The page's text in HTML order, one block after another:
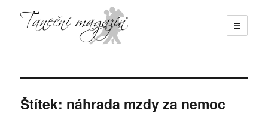
☰
Štítek: náhrada mzdy za nemoc